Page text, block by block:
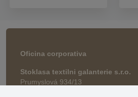
Oficina corporativa
Stoklasa textilni galanterie s.r.o.
Prumyslová 934/13